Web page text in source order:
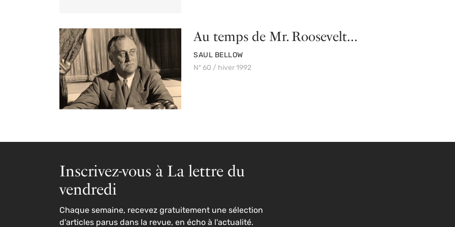
Au temps de Mr. Roosevelt…
PAR
SAUL BELLOW
Nº 60 / hiver 1992
Inscrivez-vous à La lettre du
vendredi
Chaque semaine, recevez gratuitement une sélection
d'articles parus dans la revue, en écho à l'actualité.